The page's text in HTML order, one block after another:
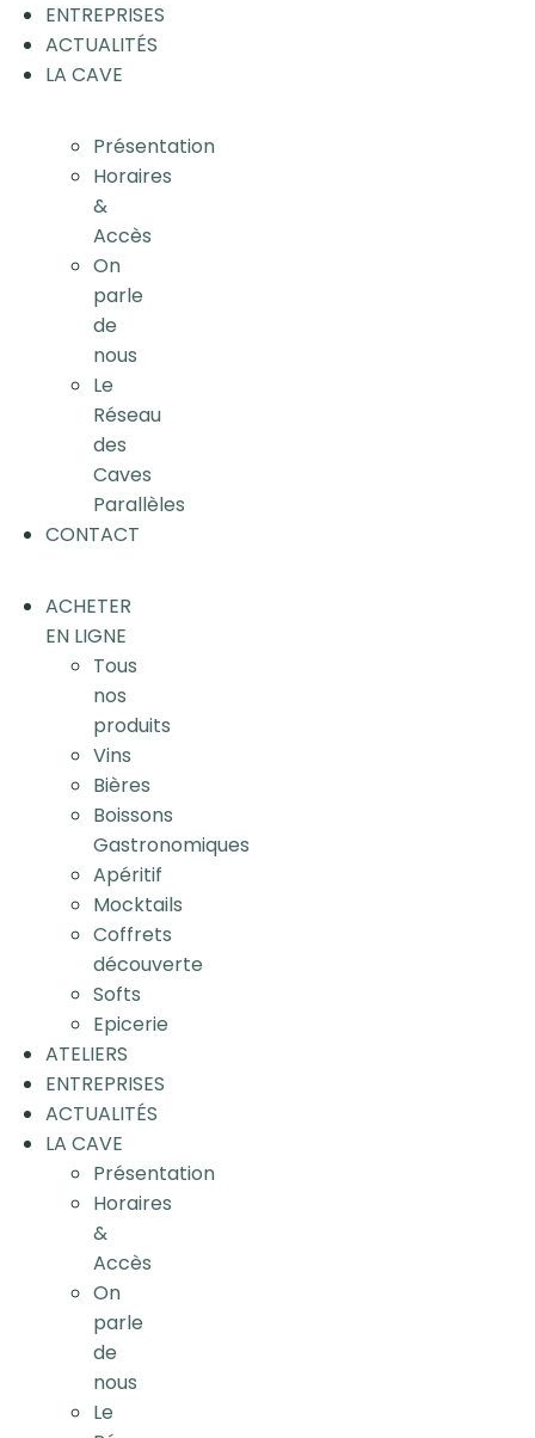
ENTREPRISES
ACTUALITÉS
LA CAVE
Présentation
Horaires
&
Accès
On
parle
de
nous
Le
Réseau
des
Caves
Parallèles
CONTACT
ACHETER
EN LIGNE
Tous
nos
produits
Vins
Bières
Boissons
Gastronomiques
Apéritif
Mocktails
Coffrets
découverte
Softs
Epicerie
ATELIERS
ENTREPRISES
ACTUALITÉS
LA CAVE
Présentation
Horaires
&
Accès
On
parle
de
nous
Le